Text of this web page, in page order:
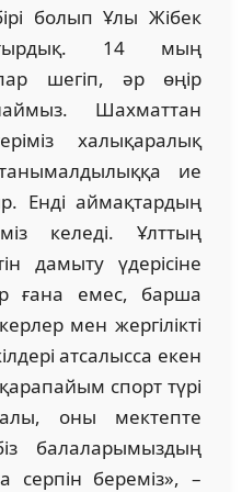
болып Ұлы Жібек
14 мың
шегіп, әр өңір
Шахматтан
халықаралық
ие
Енді аймақтардың
келеді. Ұлттың
дамыту үдерісіне
ғана емес, барша
мен жергілікті
атсалысса екен
спорт түрі
оны мектепте
балаларымыздың
береміз», –